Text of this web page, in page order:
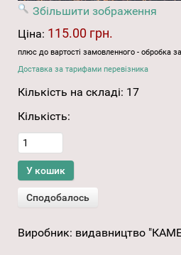
Збільшити зображення
Ціна: 115.00 грн.
плюс до вартості замовленного - обробка
Доставка за тарифами перевізника
Кількість на складі: 17
Кількість:
Виробник: видавництво